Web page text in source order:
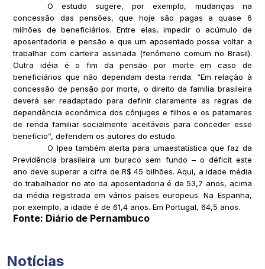
O estudo sugere, por exemplo, mudanças na
concessão das pensões, que hoje são pagas a quase 6
milhões de beneficiários. Entre elas, impedir o acúmulo de
aposentadoria e pensão e que um aposentado possa voltar a
trabalhar com carteira assinada (fenômeno comum no Brasil).
Outra idéia é o fim da pensão por morte em caso de
beneficiários que não dependam desta renda. “Em relação à
concessão de pensão por morte, o direito da família brasileira
deverá ser readaptado para definir claramente as regras de
dependência econômica dos cônjuges e filhos e os patamares
de renda familiar socialmente aceitáveis para conceder esse
benefício”, defendem os autores do estudo.
O Ipea também alerta para umaestatística que faz da
Previdência brasileira um buraco sem fundo – o déficit este
ano deve superar a cifra de R$ 45 bilhões. Aqui, a idade média
do trabalhador no ato da aposentadoria é de 53,7 anos, acima
da média registrada em vários países europeus. Na Espanha,
por exemplo, a idade é de 61,4 anos. Em Portugal, 64,5 anos.
Fonte: Diário de Pernambuco
Notícias